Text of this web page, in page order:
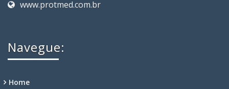
www.protmed.com.br
Navegue:
Home